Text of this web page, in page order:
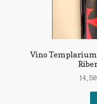
Vino Templarium
14,50